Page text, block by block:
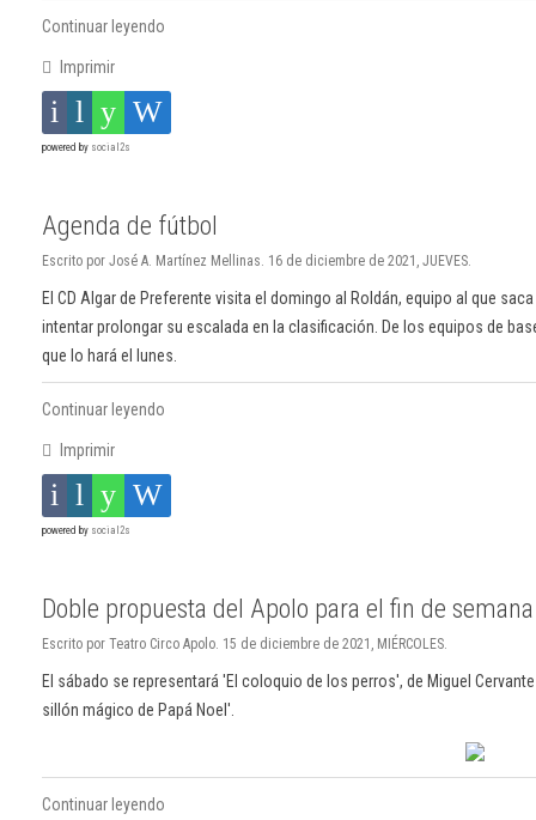
Continuar leyendo
Imprimir
powered by social2s
Agenda de fútbol
Escrito por José A. Martínez Mellinas. 16 de diciembre de 2021, JUEVES.
El CD Algar de Preferente visita el domingo al Roldán, equipo al que
intentar prolongar su escalada en la clasificación. De los equipos de
que lo hará el lunes.
Continuar leyendo
Imprimir
powered by social2s
Doble propuesta del Apolo para el fin de semana
Escrito por Teatro Circo Apolo. 15 de diciembre de 2021, MIÉRCOLES.
El sábado se representará 'El coloquio de los perros', de Miguel
sillón mágico de Papá Noel'.
Continuar leyendo